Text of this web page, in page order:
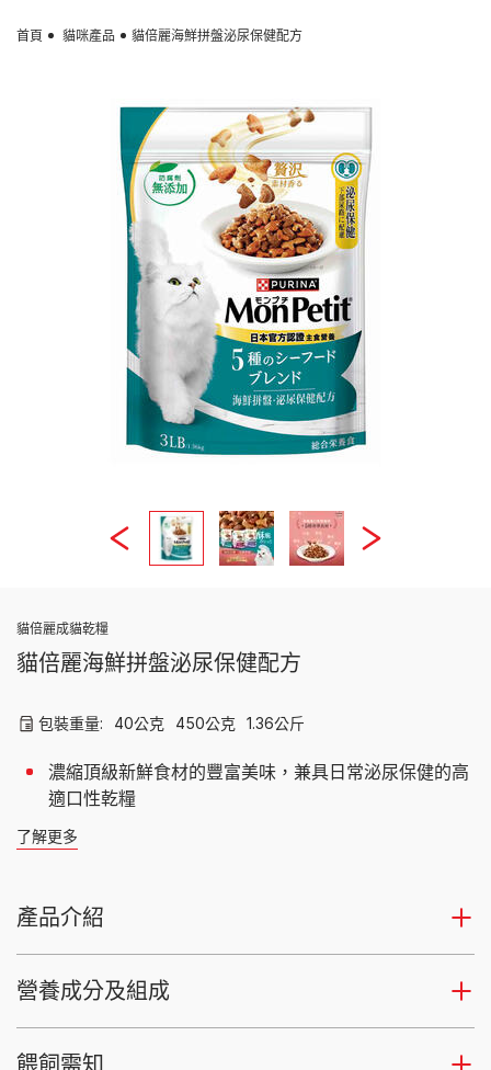
首頁 貓咪產品 貓倍麗海鮮拼盤泌尿保健配方
貓倍麗成貓乾糧
貓倍麗海鮮拼盤泌尿保健配方
包裝重量: 40公克 450公克 1.36公斤
濃縮頂級新鮮食材的豐富美味，兼具日常泌尿保健的高
適口性乾糧
了解更多
產品介紹
營養成分及組成
餵飼需知